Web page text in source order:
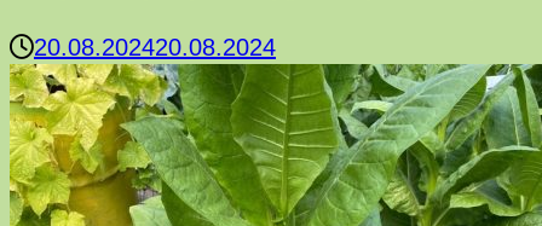
20.08.202420.08.2024